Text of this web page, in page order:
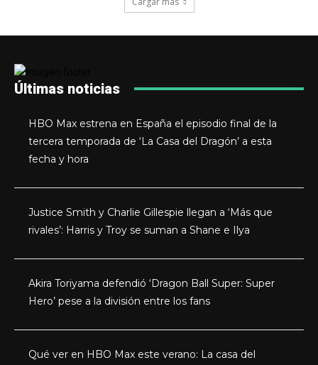
Últimas noticias
HBO Max estrena en España el episodio final de la
tercera temporada de ‘La Casa del Dragón’ a esta
fecha y hora
Justice Smith y Charlie Gillespie llegan a ‘Más que
rivales’: Harris y Troy se suman a Shane e Ilya
Akira Toriyama defendió ‘Dragon Ball Super: Super
Hero’ pese a la división entre los fans
Qué ver en HBO Max este verano: La casa del